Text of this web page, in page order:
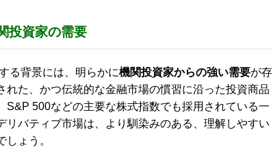
投資家の需要
る背景には、明らかに機関投資家からの強い需要が存
た、かつ伝統的な金融市場の慣習に沿った投資商品
S&P 500などの主要な株式指数でも採用されている一
バティブ市場は、より馴染みのある、理解しやすい
ょう。